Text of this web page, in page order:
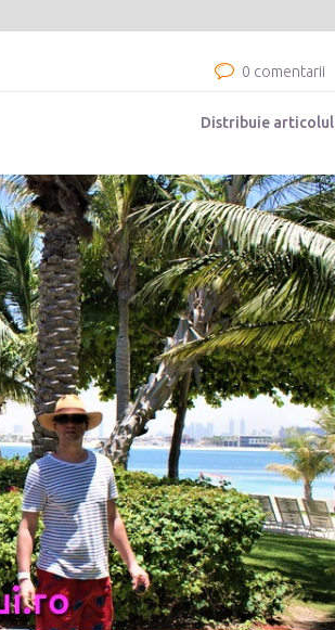
0 comentarii
Distribuie articolul